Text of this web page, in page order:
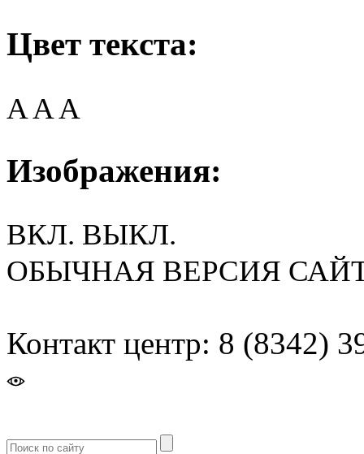
Цвет текста:
AAA
Изображения:
ВКЛ. ВЫКЛ.
ОБЫЧНАЯ ВЕРСИЯ
Контакт центр: 8 (8342)